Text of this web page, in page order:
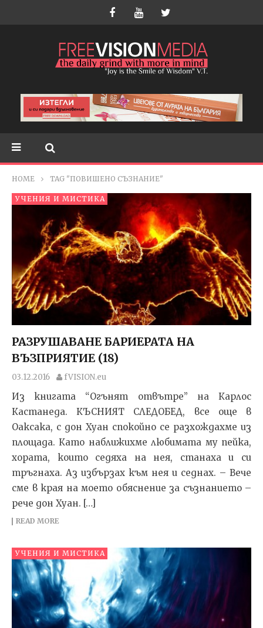
HOME TAG "ПОВИШЕНО СЪЗНАНИЕ"
УЧЕНИЯ И МИСТИКА
РАЗРУШАВАНЕ БАРИЕРАТА НА
ВЪЗПРИЯТИЕ (18)
03.12.2016 fVISION.eu
Из книгата “Огънят отвътре” на Карлос
Кастанеда. КЪСНИЯТ СЛЕДОБЕД, все още в
Оаксака, с дон Хуан спокойно се разхождахме из
площада. Като наближих­ме любимата му пейка,
хората, които седяха на нея, ста­наха и си
тръгнаха. Аз избързах към нея и седнах. – Вече
сме в края на моето обяснение за съзнанието –
рече дон Хуан. […]
READ MORE
УЧЕНИЯ И МИСТИКА